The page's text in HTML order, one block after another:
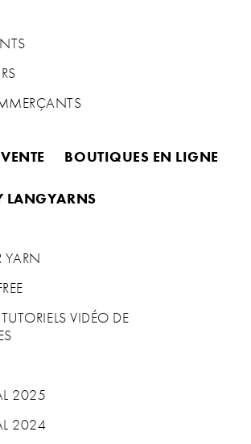
BOUTIQUES EN LIGNE
LANGYARNS
YARN
VIDÉO DE
2025
2024